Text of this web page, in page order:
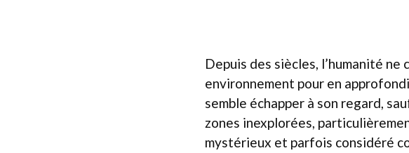
Depuis des siècles, l’humanité ne
environnement pour en
semble échapper à son regard,
zones inexplorées,
mystérieux et parfois considéré